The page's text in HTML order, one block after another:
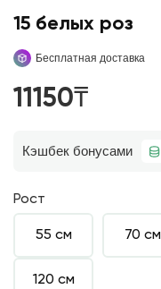
15 белых роз
Бесплатная доставка
11150₸
Кэшбек бонусами
Рост
55 см 70 см
120 см